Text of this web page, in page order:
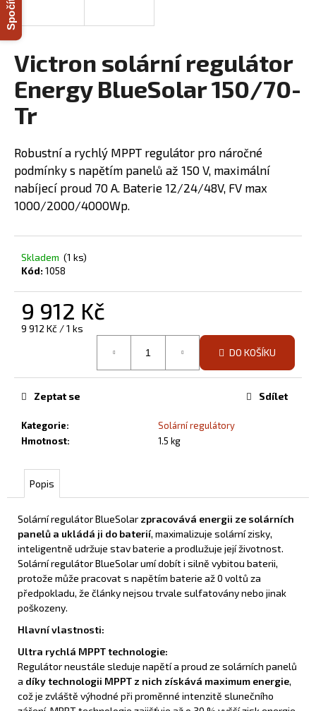
Victron solární regulátor
Energy BlueSolar 150/70-
Tr
Robustní a rychlý MPPT regulátor pro náročné
podmínky s napětím panelů až 150 V, maximální
nabíjecí proud 70 A. Baterie 12/24/48V, FV max
1000/2000/4000Wp.
Skladem (1 ks)
Kód:1058
9 912 Kč
Měrná
9 912 Kč / 1 ks
DO KOŠÍKU
Kategorie:
Solární regulátory
Hmotnost: 1.5 kg
Zeptat se Sdílet
Popis
Solární regulátor BlueSolar zpracovává energii ze solárních
panelů a ukládá ji do baterií, maximalizuje solární zisky,
inteligentně udržuje stav baterie a prodlužuje její životnost.
Solární regulátor BlueSolar umí dobít i silně vybitou baterii,
protože může pracovat s napětím baterie až 0 voltů za
předpokladu, že články nejsou trvale sulfatovány nebo jinak
poškozeny.
Hlavní vlastnosti:
Ultra rychlá MPPT technologie:
Regulátor neustále sleduje napětí a proud ze solárních panelů
a díky technologii MPPT z nich získává maximum energie,
což je zvláště výhodné při proměnné intenzitě slunečního
a
j
í
t
?
HLEDAT
o
p
o
r
u
m
e
PŘÍRODNÍ
STĚNU
9
980
Kč